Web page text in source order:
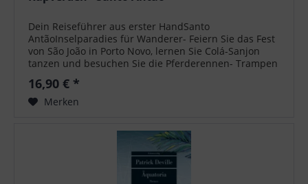
Dein Reiseführer aus erster HandSanto
AntãoInselparadies für Wanderer- Feiern Sie das Fest
von São João in Porto Novo, lernen Sie Colá-Sanjon
tanzen und besuchen Sie die Pferderennen- Trampen
Sie die Estrada da Corda und wandern Sie...
16,90 € *
Merken